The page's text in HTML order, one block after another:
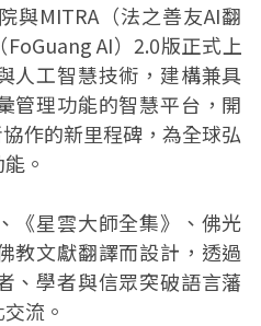
與MITRA（法之善友AI翻
AI）2.0版正式上
人工智慧技術，建構兼具
管理功能的智慧平台，開
作的新里程碑，為全球弘
。
《星雲大師全集》、佛光
教文獻翻譯而設計，透過
、學者與信眾突破語言藩
流。